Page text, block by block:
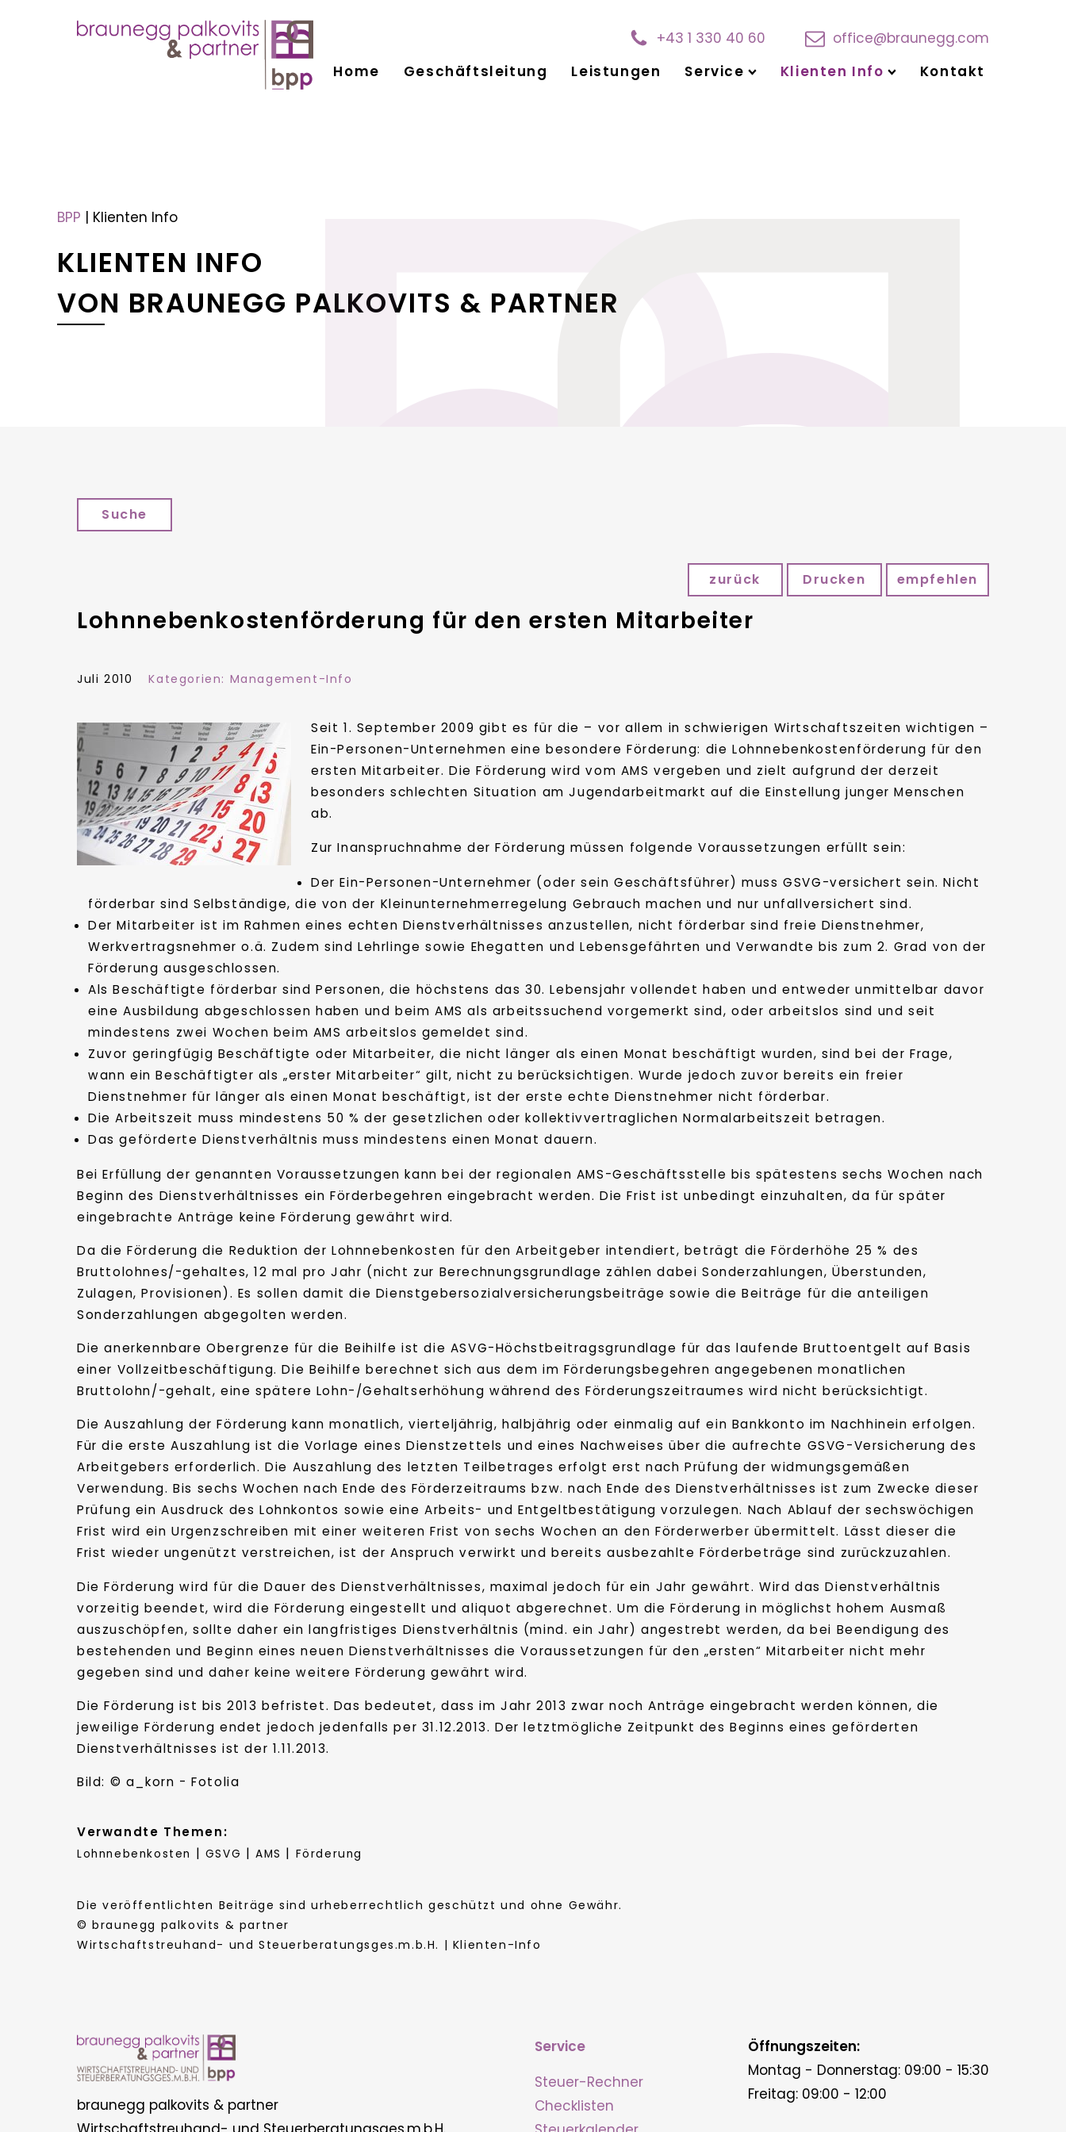
+43 1 330 40 60
office@braunegg.com
Home
Geschäftsleitung Leistungen Service Klienten Info Kontakt
BPP | Klienten Info
KLIENTEN INFO
VON BRAUNEGG PALKOVITS & PARTNER
Suche
zurück Drucken empfehlen
Lohnnebenkostenförderung für den ersten Mitarbeiter
Juli 2010 Kategorien: Management-Info
Seit 1. September 2009 gibt es für die – vor allem in schwierigen Wirtschaftszeiten wichtigen –
Ein-Personen-Unternehmen eine besondere Förderung: die Lohnnebenkostenförderung für den
ersten Mitarbeiter. Die Förderung wird vom AMS vergeben und zielt aufgrund der derzeit
besonders schlechten Situation am Jugendarbeitmarkt auf die Einstellung junger Menschen
ab.
Zur Inanspruchnahme der Förderung müssen folgende Voraussetzungen erfüllt sein:
Der Ein-Personen-Unternehmer (oder sein Geschäftsführer) muss GSVG-versichert sein. Nicht
förderbar sind Selbständige, die von der Kleinunternehmerregelung Gebrauch machen und nur unfallversichert sind.
Der Mitarbeiter ist im Rahmen eines echten Dienstverhältnisses anzustellen, nicht förderbar sind freie Dienstnehmer,
Werkvertragsnehmer o.ä. Zudem sind Lehrlinge sowie Ehegatten und Lebensgefährten und Verwandte bis zum 2. Grad von der
Förderung ausgeschlossen.
Als Beschäftigte förderbar sind Personen, die höchstens das 30. Lebensjahr vollendet haben und entweder unmittelbar davor
eine Ausbildung abgeschlossen haben und beim AMS als arbeitssuchend vorgemerkt sind, oder arbeitslos sind und seit
mindestens zwei Wochen beim AMS arbeitslos gemeldet sind.
Zuvor geringfügig Beschäftigte oder Mitarbeiter, die nicht länger als einen Monat beschäftigt wurden, sind bei der Frage,
wann ein Beschäftigter als „erster Mitarbeiter“ gilt, nicht zu berücksichtigen. Wurde jedoch zuvor bereits ein freier
Dienstnehmer für länger als einen Monat beschäftigt, ist der erste echte Dienstnehmer nicht förderbar.
Die Arbeitszeit muss mindestens 50 % der gesetzlichen oder kollektivvertraglichen Normalarbeitszeit betragen.
Das geförderte Dienstverhältnis muss mindestens einen Monat dauern.
Bei Erfüllung der genannten Voraussetzungen kann bei der regionalen AMS-Geschäftsstelle bis spätestens sechs Wochen nach
Beginn des Dienstverhältnisses ein Förderbegehren eingebracht werden. Die Frist ist unbedingt einzuhalten, da für später
eingebrachte Anträge keine Förderung gewährt wird.
Da die Förderung die Reduktion der Lohnnebenkosten für den Arbeitgeber intendiert, beträgt die Förderhöhe 25 % des
Bruttolohnes/-gehaltes, 12 mal pro Jahr (nicht zur Berechnungsgrundlage zählen dabei Sonderzahlungen, Überstunden,
Zulagen, Provisionen). Es sollen damit die Dienstgebersozialversicherungsbeiträge sowie die Beiträge für die anteiligen
Sonderzahlungen abgegolten werden.
Die anerkennbare Obergrenze für die Beihilfe ist die ASVG-Höchstbeitragsgrundlage für das laufende Bruttoentgelt auf Basis
einer Vollzeitbeschäftigung. Die Beihilfe berechnet sich aus dem im Förderungsbegehren angegebenen monatlichen
Bruttolohn/-gehalt, eine spätere Lohn-/Gehaltserhöhung während des Förderungszeitraumes wird nicht berücksichtigt.
Die Auszahlung der Förderung kann monatlich, vierteljährig, halbjährig oder einmalig auf ein Bankkonto im Nachhinein erfolgen.
Für die erste Auszahlung ist die Vorlage eines Dienstzettels und eines Nachweises über die aufrechte GSVG-Versicherung des
Arbeitgebers erforderlich. Die Auszahlung des letzten Teilbetrages erfolgt erst nach Prüfung der widmungsgemäßen
Verwendung. Bis sechs Wochen nach Ende des Förderzeitraums bzw. nach Ende des Dienstverhältnisses ist zum Zwecke dieser
Prüfung ein Ausdruck des Lohnkontos sowie eine Arbeits- und Entgeltbestätigung vorzulegen. Nach Ablauf der sechswöchigen
Frist wird ein Urgenzschreiben mit einer weiteren Frist von sechs Wochen an den Förderwerber übermittelt. Lässt dieser die
Frist wieder ungenützt verstreichen, ist der Anspruch verwirkt und bereits ausbezahlte Förderbeträge sind zurückzuzahlen.
Die Förderung wird für die Dauer des Dienstverhältnisses, maximal jedoch für ein Jahr gewährt. Wird das Dienstverhältnis
vorzeitig beendet, wird die Förderung eingestellt und aliquot abgerechnet. Um die Förderung in möglichst hohem Ausmaß
auszuschöpfen, sollte daher ein langfristiges Dienstverhältnis (mind. ein Jahr) angestrebt werden, da bei Beendigung des
bestehenden und Beginn eines neuen Dienstverhältnisses die Voraussetzungen für den „ersten“ Mitarbeiter nicht mehr
gegeben sind und daher keine weitere Förderung gewährt wird.
Die Förderung ist bis 2013 befristet. Das bedeutet, dass im Jahr 2013 zwar noch Anträge eingebracht werden können, die
jeweilige Förderung endet jedoch jedenfalls per 31.12.2013. Der letztmögliche Zeitpunkt des Beginns eines geförderten
Dienstverhältnisses ist der 1.11.2013.
Bild: © a_korn - Fotolia
Verwandte Themen:
Lohnnebenkosten | GSVG |AMS | Förderung
Die veröffentlichten Beiträge sind urheberrechtlich geschützt und ohne Gewähr.
© braunegg palkovits & partner
Wirtschaftstreuhand- und Steuerberatungsges.m.b.H. | Klienten-Info
braunegg palkovits & partner
Service
Steuer-Rechner
Checklisten
Öffnungszeiten:
Montag - Donnerstag: 09:00 - 15:30
Freitag: 09:00 - 12:00